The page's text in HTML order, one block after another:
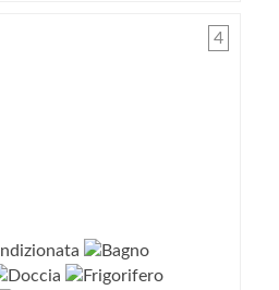
4